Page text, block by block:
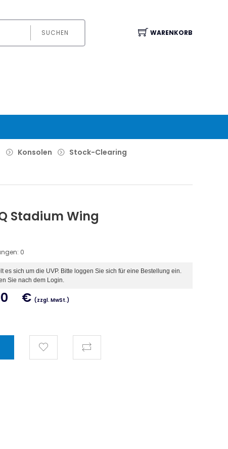
SUCHEN WARENKORB
Konsolen
Stock-Clearing
Stadium Wing
0
es sich um die UVP. Bitte loggen Sie sich für eine Bestellung ein.
Sie nach dem Login.
€ (zzgl. MwSt.)